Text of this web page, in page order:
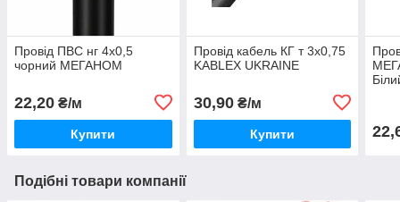
Провід ПВС нг 4х0,5
чорний МЕГАНОМ
22,20 ₴/м
Купити
Провід кабель КГ т 3х0,75
KABLEX UKRAINE
30,90₴/м
Купити
Подібні товари компанії